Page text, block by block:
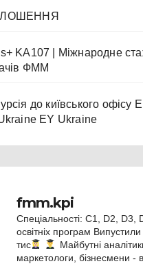
KA107 | Міжнародне
ФММ
до київського офісу
EY Ukraine
fmm.kpi
Спеціальності: C1, D2, D3,
освітніх програм
тис
Майбутні
маркетологи, бізнесмени